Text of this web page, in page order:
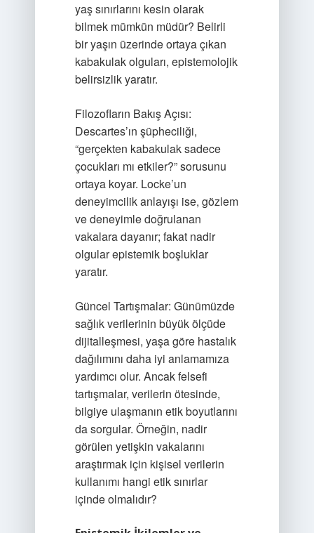
yaş sınırlarını kesin olarak
bilmek mümkün müdür? Belirli
bir yaşın üzerinde ortaya çıkan
kabakulak olguları, epistemolojik
belirsizlik yaratır.
Filozofların Bakış Açısı:
Descartes’ın şüpheciliği,
“gerçekten kabakulak sadece
çocukları mı etkiler?” sorusunu
ortaya koyar. Locke’un
deneyimcilik anlayışı ise, gözlem
ve deneyimle doğrulanan
vakalara dayanır; fakat nadir
olgular epistemik boşluklar
yaratır.
Güncel Tartışmalar: Günümüzde
sağlık verilerinin büyük ölçüde
dijitalleşmesi, yaşa göre hastalık
dağılımını daha iyi anlamamıza
yardımcı olur. Ancak felsefi
tartışmalar, verilerin ötesinde,
bilgiye ulaşmanın etik boyutlarını
da sorgular. Örneğin, nadir
görülen yetişkin vakalarını
araştırmak için kişisel verilerin
kullanımı hangi etik sınırlar
içinde olmalıdır?